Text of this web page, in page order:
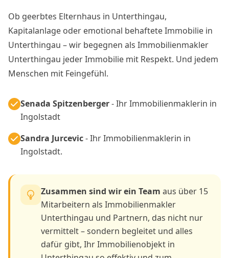
Ob geerbtes Elternhaus in Unterthingau,
Kapitalanlage oder emotional behaftete Immobilie in
Unterthingau – wir begegnen als Immobilienmakler
Unterthingau jeder Immobilie mit Respekt. Und jedem
Menschen mit Feingefühl.
Senada Spitzenberger- Ihr Immobilienmaklerin in
Ingolstadt
Sandra Jurcevic- Ihr Immobilienmaklerin in
Ingolstadt.
Zusammen sind wir ein Team aus über 15
Mitarbeitern als Immobilienmakler
Unterthingau und Partnern, das nicht nur
vermittelt – sondern begleitet und alles
dafür gibt, Ihr Immobilienobjekt in